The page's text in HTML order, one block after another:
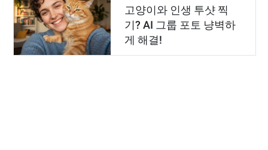
고양이와 인생 투샷 찍
기? AI 그룹 포토 냥벽하
게 해결!